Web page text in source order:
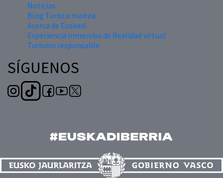
Noticias
Blog Turista maitea
Acerca de Euskadi
Experiencia inmersiva de Realidad virtual
Turismo responsable
SÍGUENOS